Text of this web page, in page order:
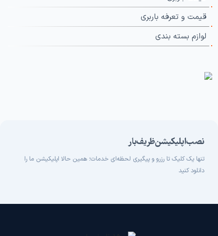
قیمت و تعرفه باربری
لوازم بسته بندی
نصب اپلیکیشن ظریف بار
تنها یک کلیک تا رزرو و پیگیری لحظه‌ای خدمات؛ همین حالا اپلیکیشن ما را
دانلود کنید